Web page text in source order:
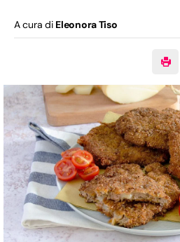
A cura di Eleonora Tiso